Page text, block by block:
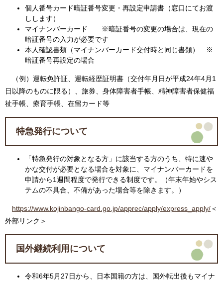
個人番号カード暗証番号変更・再設定申請書（窓口にてお渡
しします）
マイナンバーカード ※暗証番号の変更の場合は、現在の
暗証番号の入力が必要です
本人確認書類（マイナンバーカード交付時と同じ書類） ※
暗証番号再設定の場合
（例）運転免許証、運転経歴証明書（交付年月日が平成24年4月1
日以降のものに限る）、旅券、身体障害者手帳、精神障害者保健福
祉手帳、療育手帳、在留カード等
特急発行について
「特急発行の対象となる方」に該当する方のうち、特に速や
かな交付が必要となる場合を対象に、マイナンバーカードを
申請から1週間程度で発行できる制度です。（年末年始やシス
テムの不具合、不備があった場合等を除きます。）
https://www.kojinbango-card.go.jp/apprec/apply/express_apply/＜
外部リンク＞
国外継続利用について
令和6年5月27日から、日本国籍の方は、国外転出後もマイナ